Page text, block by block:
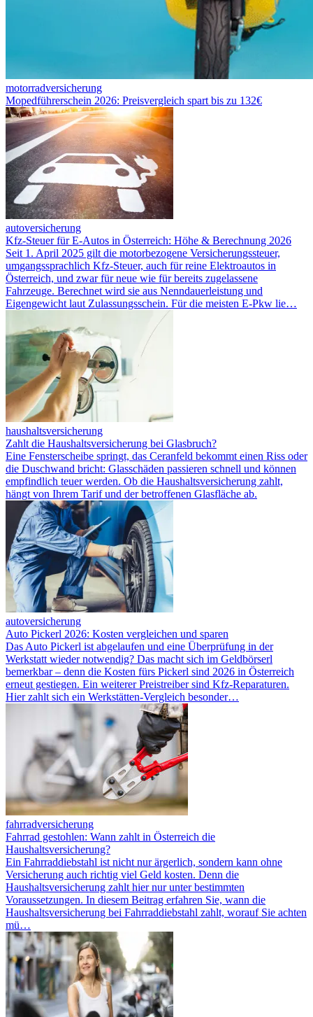
motorradversicherung
Mopedführerschein 2026: Preisvergleich spart bis zu 132€
autoversicherung
Kfz-Steuer für E-Autos in Österreich: Höhe & Berechnung 2026
Seit 1. April 2025 gilt die motorbezogene Versicherungssteuer,
umgangssprachlich Kfz-Steuer, auch für reine Elektroautos in
Österreich, und zwar für neue wie für bereits zugelassene
Fahrzeuge. Berechnet wird sie aus Nenndauerleistung und
Eigengewicht laut Zulassungsschein. Für die meisten E-Pkw lie…
haushaltsversicherung
Zahlt die Haushaltsversicherung bei Glasbruch?
Eine Fensterscheibe springt, das Ceranfeld bekommt einen Riss oder
die Duschwand bricht: Glasschäden passieren schnell und können
empfindlich teuer werden. Ob die Haushaltsversicherung zahlt,
hängt von Ihrem Tarif und der betroffenen Glasfläche ab.
autoversicherung
Auto Pickerl 2026: Kosten vergleichen und sparen
Das Auto Pickerl ist abgelaufen und eine Überprüfung in der
Werkstatt wieder notwendig? Das macht sich im Geldbörserl
bemerkbar – denn die Kosten fürs Pickerl sind 2026 in Österreich
erneut gestiegen. Ein weiterer Preistreiber sind Kfz-Reparaturen.
Hier zahlt sich ein Werkstätten-Vergleich besonder…
fahrradversicherung
Fahrrad gestohlen: Wann zahlt in Österreich die
Haushaltsversicherung?
Ein Fahrraddiebstahl ist nicht nur ärgerlich, sondern kann ohne
Versicherung auch richtig viel Geld kosten. Denn die
Haushaltsversicherung zahlt hier nur unter bestimmten
Voraussetzungen. In diesem Beitrag erfahren Sie, wann die
Haushaltsversicherung bei Fahrraddiebstahl zahlt, worauf Sie achten
mü…